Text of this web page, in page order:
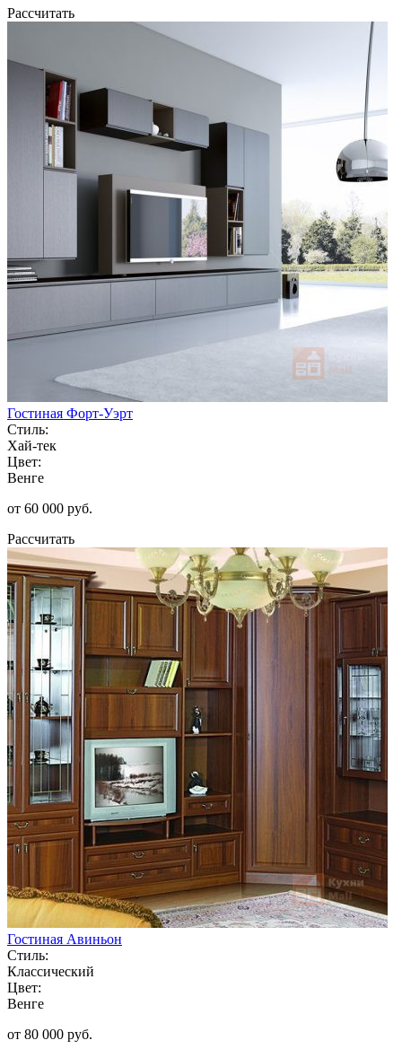
Рассчитать
Гостиная Форт-Уэрт
Стиль:
Хай-тек
Цвет:
Венге
от 60 000 руб.
Рассчитать
Гостиная Авиньон
Стиль:
Классический
Цвет:
Венге
от 80 000 руб.